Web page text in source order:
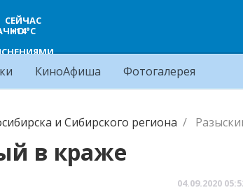
СЕЙЧАС
+14°C
КиноАфиша Фотогалерея
и Сибирского региона
в краже
04.09.2020